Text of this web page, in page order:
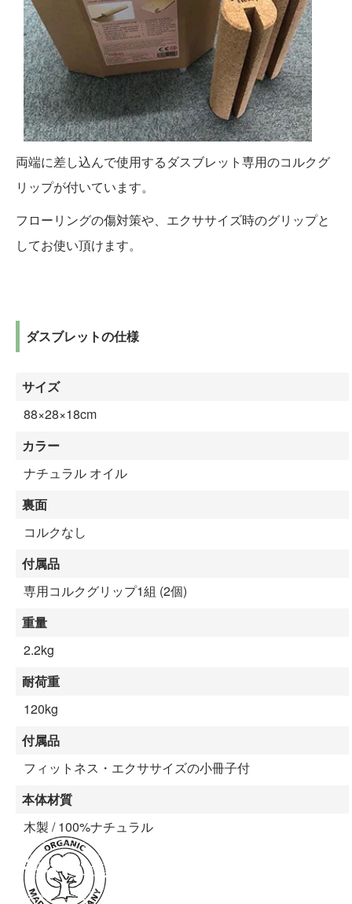
両端に差し込んで使用するダスブレット専用のコルクグ
リップが付いています。
フローリングの傷対策や、エクササイズ時のグリップと
してお使い頂けます。
ダスブレットの仕様
サイズ
88×28×18cm
カラー
ナチュラル オイル
裏面
コルクなし
付属品
専用コルクグリップ1組 (2個)
重量
2.2kg
耐荷重
120kg
付属品
フィットネス・エクササイズの小冊子付
本体材質
木製 / 100%ナチュラル